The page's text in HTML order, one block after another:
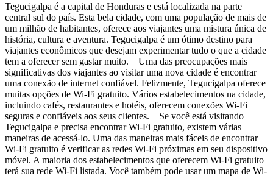
Tegucigalpa é a capital de Honduras e está localizada na parte
central sul do país. Esta bela cidade, com uma população de mais de
um milhão de habitantes, oferece aos viajantes uma mistura única de
história, cultura e aventura. Tegucigalpa é um ótimo destino para
viajantes econômicos que desejam experimentar tudo o que a cidade
tem a oferecer sem gastar muito. Uma das preocupações mais
significativas dos viajantes ao visitar uma nova cidade é encontrar
uma conexão de internet confiável. Felizmente, Tegucigalpa oferece
muitas opções de Wi-Fi gratuito. Vários estabelecimentos na cidade,
incluindo cafés, restaurantes e hotéis, oferecem conexões Wi-Fi
seguras e confiáveis aos seus clientes. Se você está visitando
Tegucigalpa e precisa encontrar Wi-Fi gratuito, existem várias
maneiras de acessá-lo. Uma das maneiras mais fáceis de encontrar
Wi-Fi gratuito é verificar as redes Wi-Fi próximas em seu dispositivo
móvel. A maioria dos estabelecimentos que oferecem Wi-Fi gratuito
terá sua rede Wi-Fi listada. Você também pode usar um mapa de Wi-